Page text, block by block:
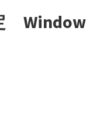
l
e
Window